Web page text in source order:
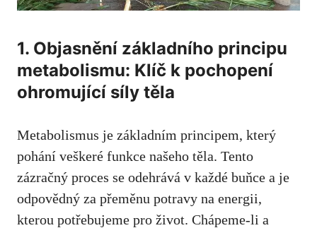
1. ‍Objasnění základního principu
metabolismu:⁣ Klíč k⁣ pochopení⁤
ohromující‌ síly těla
Metabolismus je ⁢základním principem, který
pohání veškeré funkce⁣ našeho těla. Tento
‍zázračný proces se odehrává‌ v každé buňce a je​
odpovědný za⁢ přeměnu potravy‍ na ⁣energii,
kterou potřebujeme pro život. Chápeme-li a